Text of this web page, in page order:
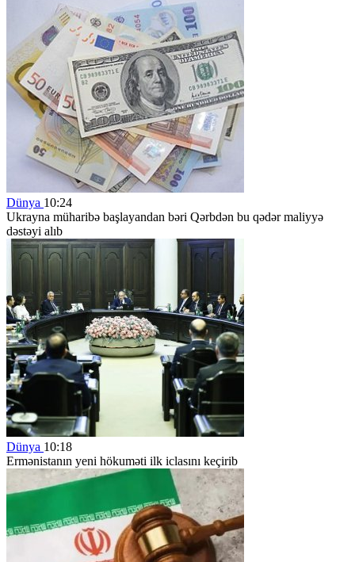
Dünya 10:24
Ukrayna müharibə başlayandan bəri Qərbdən bu qədər maliyyə
dəstəyi alıb
Dünya 10:18
Ermənistanın yeni hökuməti ilk iclasını keçirib